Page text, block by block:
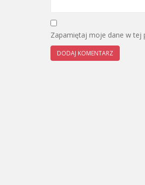
Zapamiętaj moje dane w tej